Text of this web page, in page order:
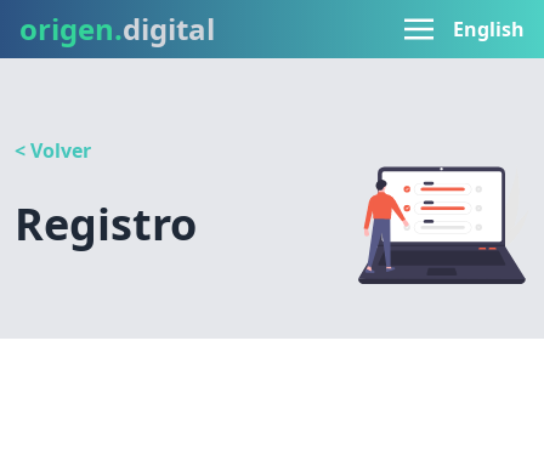
origen.digital English
< Volver
Registro